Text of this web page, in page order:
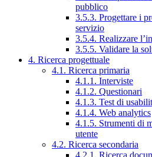
pubblico
3.5.3. Progettare i
servizio
3.5.4. Realizzare
3.5.5. Validare la
4. Ricerca progettuale
4.1. Ricerca primaria
4.1.1. Interviste
4.1.2. Questionari
4.1.3. Test di
4.1.4. Web analytics
4.1.5. Strumenti di
utente
4.2. Ricerca secondaria
4.2.1. Ricerca